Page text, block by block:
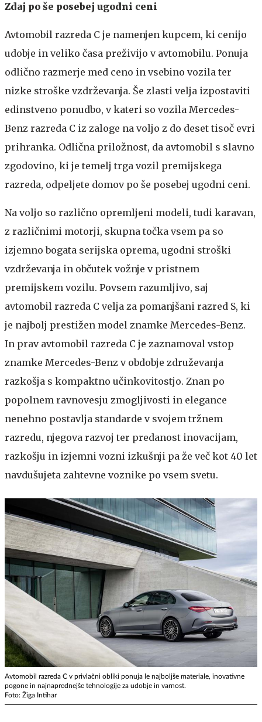
Zdaj po še posebej ugodni ceni
Avtomobil razreda C je namenjen kupcem, ki cenijo
udobje in veliko časa preživijo v avtomobilu. Ponuja
odlično razmerje med ceno in vsebino vozila ter
nizke stroške vzdrževanja. Še zlasti velja izpostaviti
edinstveno ponudbo, v kateri so vozila Mercedes-
Benz razreda C iz zaloge na voljo z do deset tisoč evri
prihranka. Odlična priložnost, da avtomobil s slavno
zgodovino, ki je temelj trga vozil premijskega
razreda, odpeljete domov po še posebej ugodni ceni.
Na voljo so različno opremljeni modeli, tudi karavan,
z različnimi motorji, skupna točka vsem pa so
izjemno bogata serijska oprema, ugodni stroški
vzdrževanja in občutek vožnje v pristnem
premijskem vozilu. Povsem razumljivo, saj
avtomobil razreda C velja za pomanjšani razred S, ki
je najbolj prestižen model znamke Mercedes-Benz.
In prav avtomobil razreda C je zaznamoval vstop
znamke Mercedes-Benz v obdobje združevanja
razkošja s kompaktno učinkovitostjo. Znan po
popolnem ravnovesju zmogljivosti in elegance
nenehno postavlja standarde v svojem tržnem
razredu, njegova razvoj ter predanost inovacijam,
razkošju in izjemni vozni izkušnji pa že več kot 40 let
navdušujeta zahtevne voznike po vsem svetu.
Avtomobil razreda C v privlačni obliki ponuja le najboljše materiale, inovativne
pogone in najnaprednejše tehnologije za udobje in varnost.
Foto: Žiga Intihar